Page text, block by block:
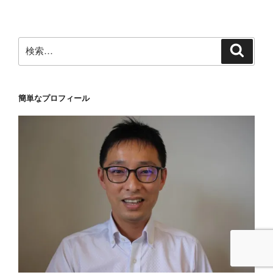
索:
簡単なプロフィール